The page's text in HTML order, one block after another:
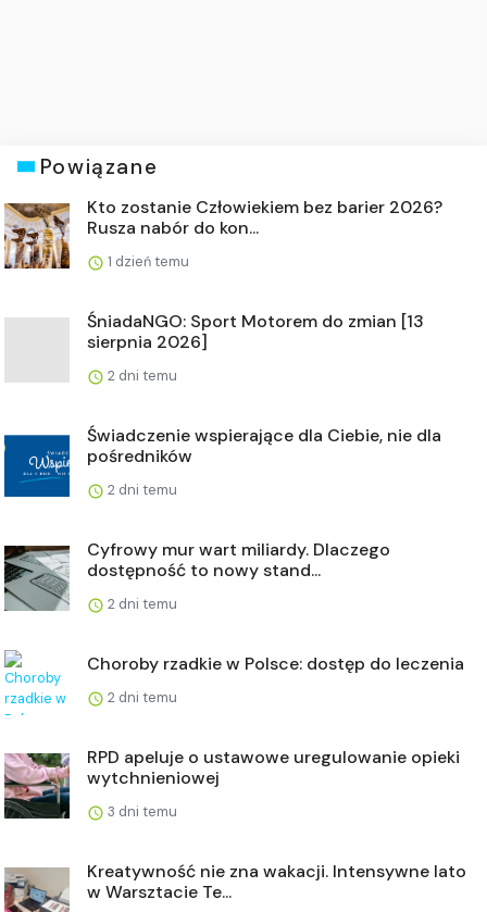
Powiązane
Kto zostanie Człowiekiem bez barier 2026?
Rusza nabór do kon...
1 dzień temu
ŚniadaNGO: Sport Motorem do zmian [13
sierpnia 2026]
2 dni temu
Świadczenie wspierające dla Ciebie, nie dla
pośredników
2 dni temu
Cyfrowy mur wart miliardy. Dlaczego
dostępność to nowy stand...
2 dni temu
Choroby rzadkie w Polsce: dostęp do leczenia
2 dni temu
RPD apeluje o ustawowe uregulowanie opieki
wytchnieniowej
3 dni temu
Kreatywność nie zna wakacji. Intensywne lato
w Warsztacie Te...